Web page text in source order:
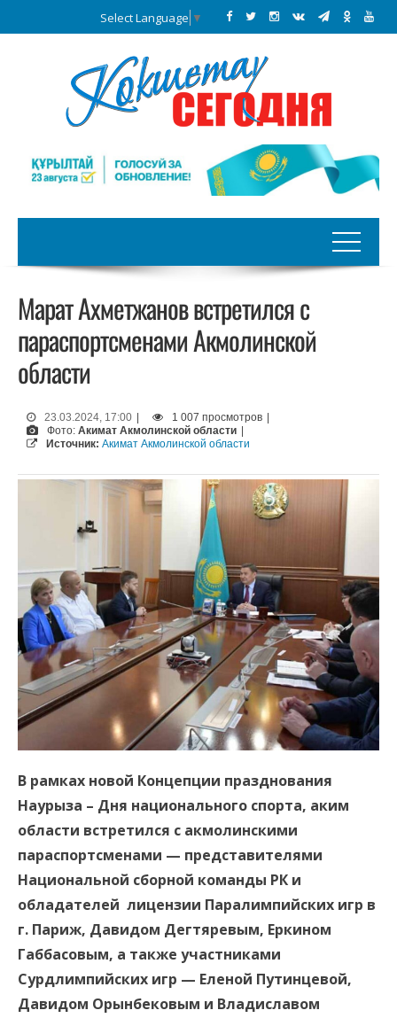
Select Language ▼
Марат Ахметжанов встретился с
параспортсменами Акмолинской
области
23.03.2024, 17:00 1 007 просмотров
Фото: Акимат Акмолинской области
Источник: Акимат Акмолинской области
В рамках новой Концепции празднования
Наурыза – Дня национального спорта, аким
области встретился с акмолинскими
параспортсменами — представителями
Национальной сборной команды РК и
обладателей лицензии Паралимпийских игр в
г. Париж, Давидом Дегтяревым, Еркином
Габбасовым, а также участниками
Сурдлимпийских игр — Еленой Путинцевой,
Давидом Орынбековым и Владиславом